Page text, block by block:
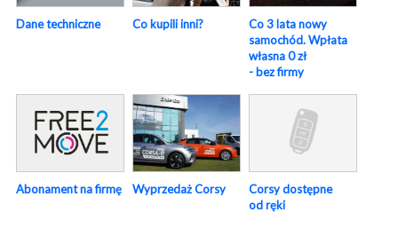
Dane techniczne Co kupili inni?
Co 3 lata nowy
samochód. Wpłata
własna 0 zł
- bez firmy
Abonament na firmę Wyprzedaż Corsy
Corsy dostępne
od ręki